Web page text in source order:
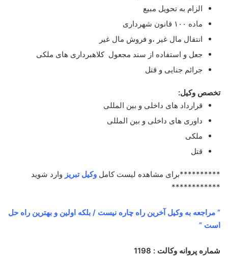
الزام به تحویل مبیع
ماده ۱۰۰ قانون شهرداری
انتقال مال غیر ،و فروش مال غیر
جعل و استفاده از سند مجعول کلاهبرداری های ملکی
جرائم جنایی و قتل
تخصص وکیل:
قرارداد های داخلی و بین المللی
داوری های داخلی و بین المللی
ملکی
قتل
**********برای مشاهده لیست کامل وکیل تبریز وارد شوید
************
” مراجعه به وکیل آخرین راه چاره نیست / بلکه اولین و بهترین راه حل
است ”
شماره پروانه وکالت : 1198